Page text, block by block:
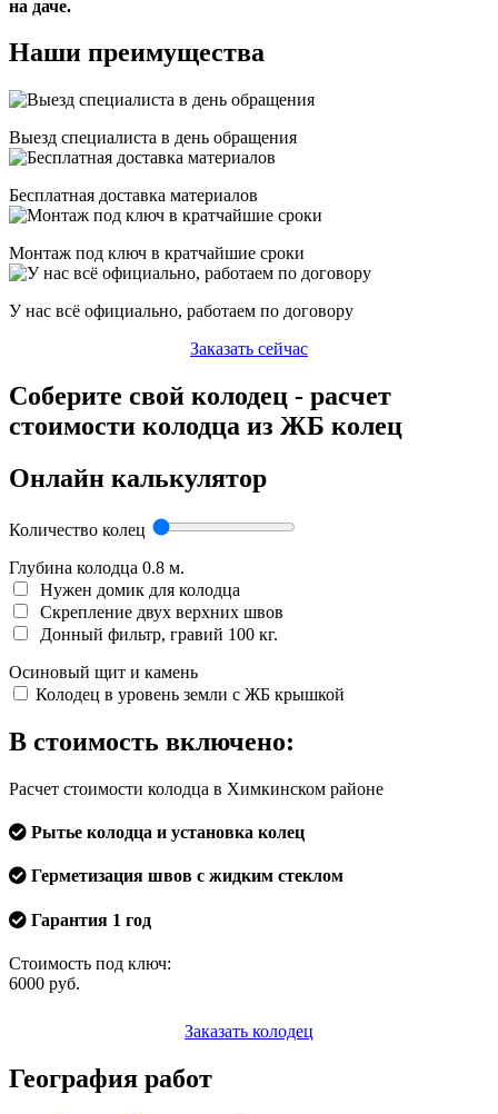
на даче.
Наши преимущества
Выезд специалиста в день обращения
Бесплатная доставка материалов
Монтаж под ключ в кратчайшие сроки
У нас всё официально, работаем по договору
Заказать сейчас
Соберите свой колодец - расчет
стоимости колодца из ЖБ колец
Онлайн калькулятор
Количество колец
Глубина колодца 0.8 м.
Нужен домик для колодца
Скрепление двух верхних швов
Донный фильтр, гравий 100 кг.
Осиновый щит и камень
Колодец в уровень земли с ЖБ крышкой
В стоимость включено:
Расчет стоимости колодца в Химкинском районе
Рытье колодца и установка колец
Герметизация швов с жидким стеклом
Гарантия 1 год
Стоимость под ключ:
6000 руб.
Заказать колодец
География работ